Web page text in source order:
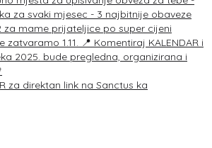
za direktan link na Sanctus ka